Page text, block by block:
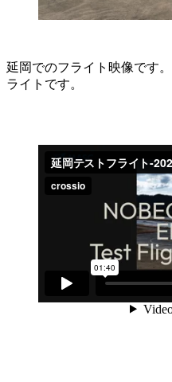
延岡でのフライト映像です
ライトです。